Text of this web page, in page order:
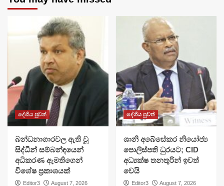
දේශීය පුවත්
බන්ධනාගාරවල ඇති වූ
සිද්ධීන් සම්බන්ඳයෙන්
අධිකරණ ඇමතිගෙන්
විශේෂ ප්‍රකාශයක්
Editor3
August 7, 2026
දේශීය පුවත්
ශානි අබේසේකර නියෝජ්‍ය
පොලිස්පති ධුරයට; CID
අධ්‍යක්ෂ තනතුරින් ඉවත්
වෙයි
Editor3
August 7, 2026